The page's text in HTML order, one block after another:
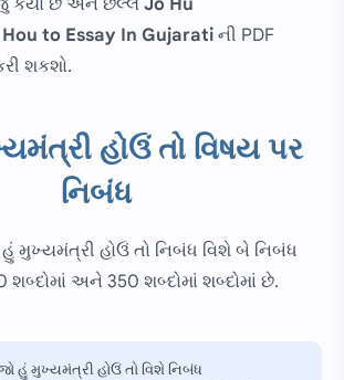
to Essay In Gujarati ની PDF
શકશો.
હોઉં તો વિષય પર
નિબંધ
મુખ્યમંત્રી હોઉં તો નિબંધ વિશે બે નિબંધ
અને 350 શબ્દોમાં શબ્દોમાં છે.
હું મુખ્યમંત્રી હોઉં તો વિશે નિબંધ